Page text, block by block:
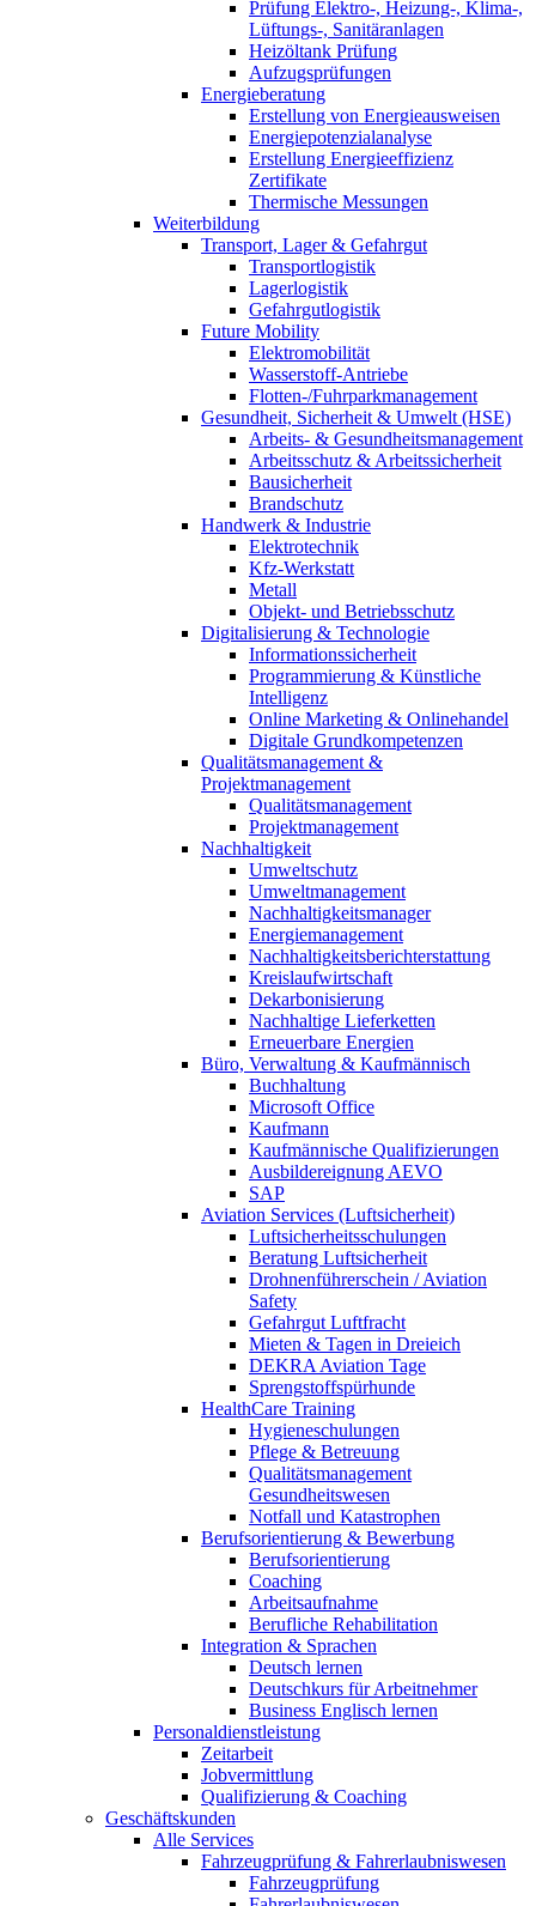
Prüfung Elektro-, Heizung-, Klima-,
Lüftungs-, Sanitäranlagen
Heizöltank Prüfung
Aufzugsprüfungen
Energieberatung
Erstellung von Energieausweisen
Energiepotenzialanalyse
Erstellung Energieeffizienz
Zertifikate
Thermische Messungen
Weiterbildung
Transport, Lager & Gefahrgut
Transportlogistik
Lagerlogistik
Gefahrgutlogistik
Future Mobility
Elektromobilität
Wasserstoff-Antriebe
Flotten-/Fuhrparkmanagement
Gesundheit, Sicherheit & Umwelt (HSE)
Arbeits- & Gesundheitsmanagement
Arbeitsschutz & Arbeitssicherheit
Bausicherheit
Brandschutz
Handwerk & Industrie
Elektrotechnik
Kfz-Werkstatt
Metall
Objekt- und Betriebsschutz
Digitalisierung & Technologie
Informationssicherheit
Programmierung & Künstliche
Intelligenz
Online Marketing & Onlinehandel
Digitale Grundkompetenzen
Qualitätsmanagement &
Projektmanagement
Qualitätsmanagement
Projektmanagement
Nachhaltigkeit
Umweltschutz
Umweltmanagement
Nachhaltigkeitsmanager
Energiemanagement
Nachhaltigkeitsberichterstattung
Kreislaufwirtschaft
Dekarbonisierung
Nachhaltige Lieferketten
Erneuerbare Energien
Büro, Verwaltung & Kaufmännisch
Buchhaltung
Microsoft Office
Kaufmann
Kaufmännische Qualifizierungen
Ausbildereignung AEVO
SAP
Aviation Services (Luftsicherheit)
Luftsicherheitsschulungen
Beratung Luftsicherheit
Drohnenführerschein / Aviation
Safety
Gefahrgut Luftfracht
Mieten & Tagen in Dreieich
DEKRA Aviation Tage
Sprengstoffspürhunde
HealthCare Training
Hygieneschulungen
Pflege & Betreuung
Qualitätsmanagement
Gesundheitswesen
Notfall und Katastrophen
Berufsorientierung & Bewerbung
Berufsorientierung
Coaching
Arbeitsaufnahme
Berufliche Rehabilitation
Integration & Sprachen
Deutsch lernen
Deutschkurs für Arbeitnehmer
Business Englisch lernen
Personaldienstleistung
Zeitarbeit
Jobvermittlung
Qualifizierung & Coaching
Geschäftskunden
Alle Services
Fahrzeugprüfung & Fahrerlaubniswesen
Fahrzeugprüfung